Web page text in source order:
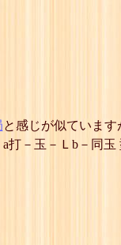
と感じが似ていま
打－玉－Ｌb－同